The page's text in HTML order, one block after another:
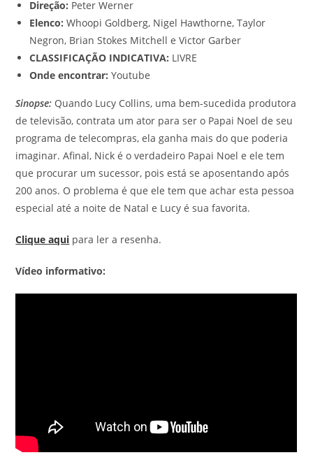
Direção: Peter Werner
Elenco: Whoopi Goldberg, Nigel Hawthorne, Taylor
Negron, Brian Stokes Mitchell e Victor Garber
CLASSIFICAÇÃO INDICATIVA: LIVRE
Onde encontrar: Youtube
Sinopse: Quando Lucy Collins, uma bem-sucedida produtora
de televisão, contrata um ator para ser o Papai Noel de seu
programa de telecompras, ela ganha mais do que poderia
imaginar. Afinal, Nick é o verdadeiro Papai Noel e ele tem
que procurar um sucessor, pois está se aposentando após
200 anos. O problema é que ele tem que achar esta pessoa
especial até a noite de Natal e Lucy é sua favorita.
Clique aqui para ler a resenha.
Vídeo informativo: